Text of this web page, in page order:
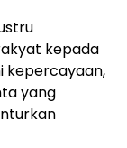
kepada
kepercayaan,
yang